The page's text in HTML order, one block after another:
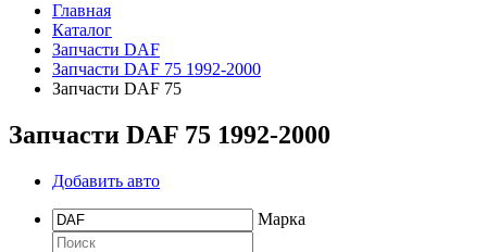
Главная
Каталог
Запчасти DAF
Запчасти DAF 75 1992-2000
Запчасти DAF 75
Запчасти DAF 75 1992-2000
Добавить авто
Марка